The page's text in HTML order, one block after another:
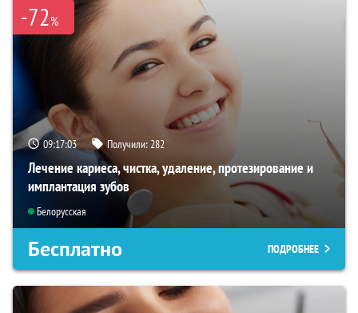
-72%
09:17:02 Получили:282
Лечение кариеса, чистка, удаление, протезирование и
имплантация зубов
Белорусская
Бесплатно ПОДРОБНЕЕ